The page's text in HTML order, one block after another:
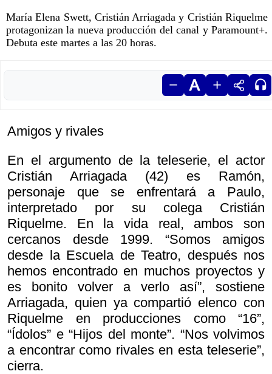
María Elena Swett, Cristián Arriagada y Cristián Riquelme
protagonizan la nueva producción del canal y Paramount+.
Debuta este martes a las 20 horas.
Amigos y rivales
En el argumento de la teleserie, el actor
Cristián Arriagada (42) es Ramón,
personaje que se enfrentará a Paulo,
interpretado por su colega Cristián
Riquelme. En la vida real, ambos son
cercanos desde 1999. “Somos amigos
desde la Escuela de Teatro, después nos
hemos encontrado en muchos proyectos y
es bonito volver a verlo así”, sostiene
Arriagada, quien ya compartió elenco con
Riquelme en producciones como “16”,
“Ídolos” e “Hijos del monte”. “Nos volvimos
a encontrar como rivales en esta teleserie”,
cierra.